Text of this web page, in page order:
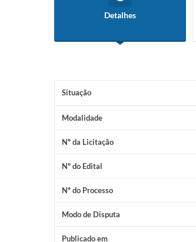
Detalhes
Situação
Modalidade
Nº da Licitação
Nº do Edital
Nº do Processo
Modo de Disputa
Publicado em